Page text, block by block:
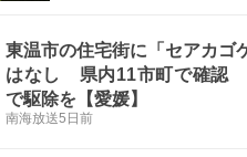
東温市の住宅街に「セアカ
はなし 県内11市町で確認
で駆除を【愛媛】
南海放送5日前